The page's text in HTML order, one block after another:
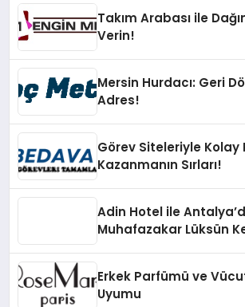
Takım Arabası ile
Verin!
Mersin Hurdacı: Geri
Adres!
Görev Siteleriyle Kolay
Kazanmanın Sırları!
Adin Hotel ile
Muhafazakar Lüksün
Erkek Parfümü ve
Uyumu